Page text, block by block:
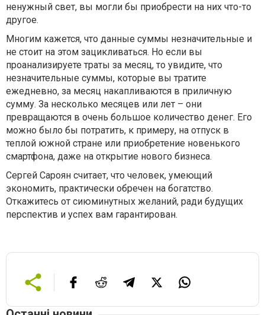
ненужный свет, вы могли бы приобрести на них что-то
другое.
Многим кажется, что данные суммы незначительные и
не стоит на этом зацикливаться. Но если вы
проанализируете траты за месяц, то увидите, что
незначительные суммы, которые вы тратите
ежедневно, за месяц накапливаются в приличную
сумму. За несколько месяцев или лет – они
превращаются в очень большое количество денег. Его
можно было бы потратить, к примеру, на отпуск в
теплой южной стране или приобретение новенького
смартфона, даже на открытие нового бизнеса.
Сергей Сароян считает, что человек, умеющий
экономить, практически обречен на богатство.
Откажитесь от сиюминутных желаний, ради будущих
перспектив и успех вам гарантирован.